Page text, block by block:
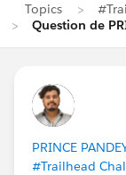
Topics
Question de
PRINCE
#Trailhead